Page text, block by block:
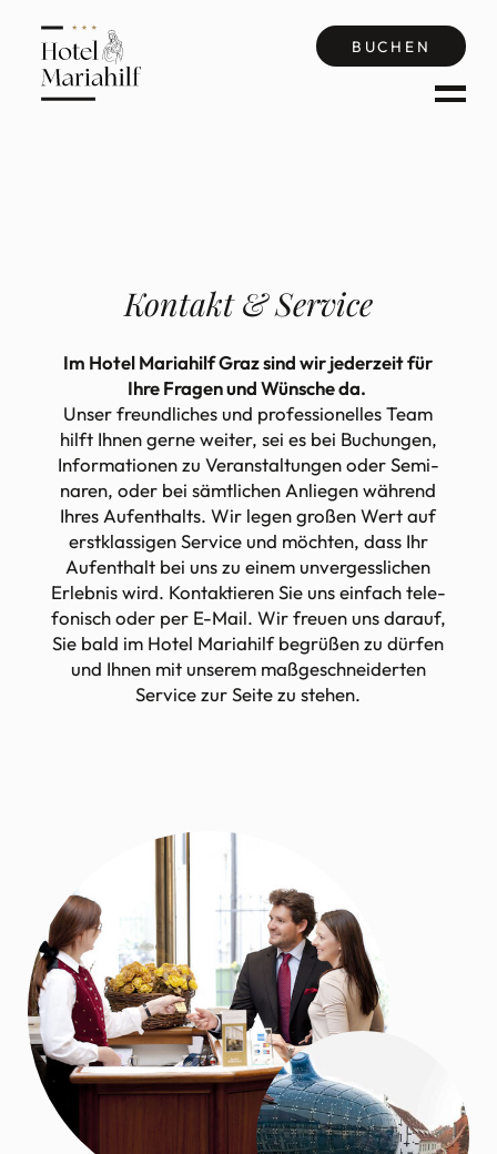
BUCHEN
Kontakt & Service
Im Hotel Mariahilf Graz sind wir jederzeit für
Ihre Fragen und Wünsche da.
Unser freund­li­ches und profes­sio­nelles Team
hilft Ihnen gerne weiter, sei es bei Buchungen,
Infor­ma­tionen zu Veran­stal­tungen oder Semi­
naren, oder bei sämt­li­chen Anliegen während
Ihres Aufent­halts. Wir legen großen Wert auf
erst­klas­sigen Service und möchten, dass Ihr
Aufent­halt bei uns zu einem unver­gess­li­chen
Erlebnis wird. Kontak­tieren Sie uns einfach tele­
fo­nisch oder per E-Mail. Wir freuen uns darauf,
Sie bald im Hotel Maria­hilf begrüßen zu dürfen
und Ihnen mit unserem maßge­schnei­derten
Service zur Seite zu stehen.